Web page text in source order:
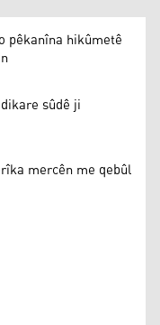
pêkanîna hikûmetê
sûdê ji
mercên me qebûl